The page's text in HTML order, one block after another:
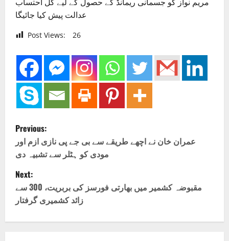
عدالت پیش کیا جائیگا
Post Views: 26
P
o
s
t
n
Previous:
عمران خان نے اچھے طریقے سے بی جے پی نازی ازم اور
مودی کو ہٹلر سے تشبیہ دی
Next:
مقبوضہ کشمیر میں بھارتی فورسز کی بربریت، 300 سے
زائد کشمیری گرفتار